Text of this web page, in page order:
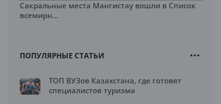
Сакральные места Мангистау вошли в Список
всемирн...
ПОПУЛЯРНЫЕ СТАТЬИ
ТОП ВУЗов Казахстана, где готовят
специалистов туризма